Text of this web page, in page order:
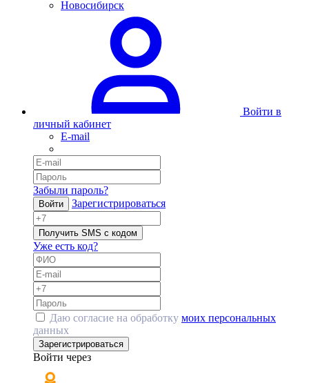
Новосибирск
Войти в
личный кабинет
E-mail
Забыли пароль?
Войти Зарегистрироваться
Получить SMS с кодом
Уже есть код?
Даю согласие на обработку моих персональных
данных
Зарегистрироваться
Войти через